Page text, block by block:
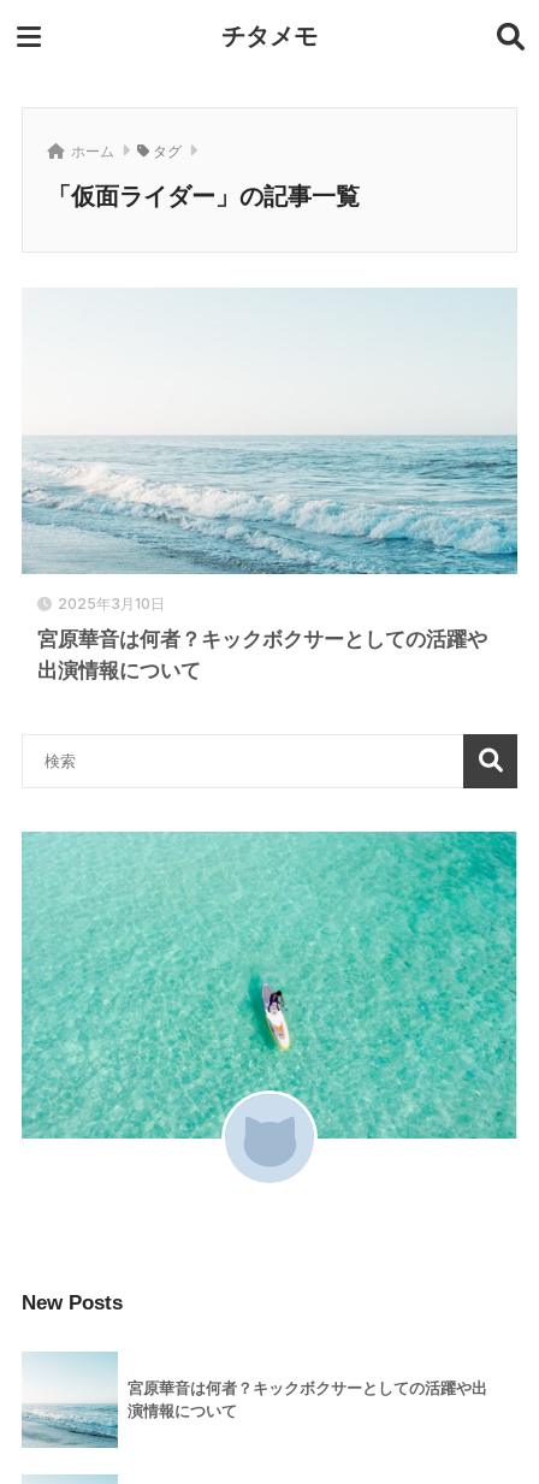
チタメモ
ホーム タグ
「仮面ライダー」の記事一覧
2025年3月10日
宮原華音は何者？キックボクサーとしての活躍や
出演情報について
New Posts
宮原華音は何者？キックボクサーとしての活躍や出
演情報について